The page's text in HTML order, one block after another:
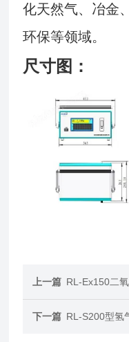
化天然气、冶金
环保等领域。
尺寸图：
上一篇 RL-Ex150二
下一篇 RL-S200型氢